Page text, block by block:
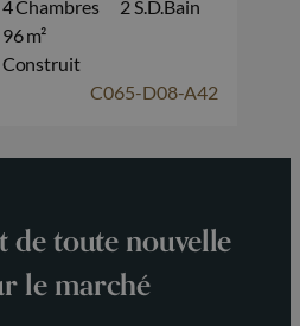
4 Chambres
2 S.D.Bain
96 m²
Construit
C065-D08-A42
de toute nouvelle
le marché